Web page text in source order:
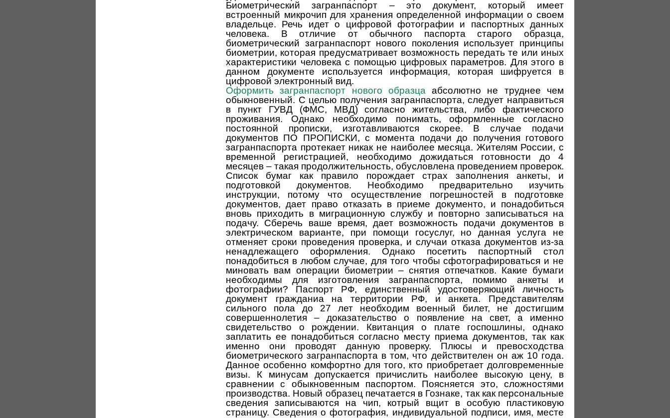
Биометрический загранпаспорт – это документ, который имеет
встроенный микрочип для хранения определенной информации о своем
владельце. Речь идет о цифровой фотографии и паспортных данных
человека. В отличие от обычного паспорта старого образца,
биометрический загранпаспорт нового поколения использует принципы
биометрии, которая предусматривает возможность передать те или иных
характеристики человека с помощью цифровых параметров. Для этого в
данном документе используется информация, которая шифруется в
цифровой электронный вид.
Оформить загранпаспорт нового образца абсолютно не труднее чем
обыкновенный. С целью получения загранпаспорта, следует направиться
в пункт ГУВД (ФМС, МВД) согласно жительства, либо фактического
проживания. Однако необходимо понимать, оформленные согласно
постоянной прописки, изготавливаются скорее. В случае подачи
документов ПО ПРОПИСКИ, с момента подачи до получения готового
загранпаспорта протекает никак не наиболее месяца. Жителям России, с
временной регистрацией, необходимо дожидаться готовности до 4
месяцев – такая продолжительность, обусловлена проведением проверок.
Список бумаг как правило порождает страх заполнения анкеты, и
подготовкой документов. Необходимо предварительно изучить
инструкции, потому что осуществление погрешностей в подготовке
документов, дает право отказать в приеме документо, и понадобиться
вновь приходить в миграционную службу и повторно записываться на
подачу. Сберечь ваше время, дает возможность подачи документов в
электрическом варианте, при помощи госуслуг, но данная услуга не
отменяет сроки проведения проверка, и случаи отказа документов из-за
ненадлежащего оформления. Однако посетить паспортный стол
понадобиться в любом случае, для того чтобы сфотографироваться и не
миновать вам операции биометрии – снятия отпечатков. Какие бумаги
необходимы для изготовления загранпаспорта, помимо анкеты и
фотографии? Паспорт РФ, единственный удостоверяющий личность
документ гражданиа на территории РФ, и анкета. Представителям
сильного пола до 27 лет необходим военный билет, не достигшим
совершеннолетия – доказательство о появление на свет, а именно
свидетельство о рождении. Квитанция о плате госпошлины, однако
заплатить ее понадобиться согласно месту приема документов, так как
именно они проводят данную проверку. Плюсы и превосходства
биометрического загранпаспорта в том, что действителен он аж 10 года.
Данное особенно комфортно для того, кто приобретает долговременные
визы. К минусам допускается причислить наиболее высокую цену, в
сравнении с обыкновенным паспортом. Поясняется это, сложностями
производства. Новый образец печатается в Гознаке, так как персональные
сведения записываются на чип, котрый вщит в особую пластиковую
страницу. Сведения о фотография, индивидуальной подписи, имя, месте